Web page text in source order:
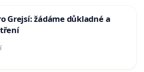
Grejsí: žádáme důkladné a